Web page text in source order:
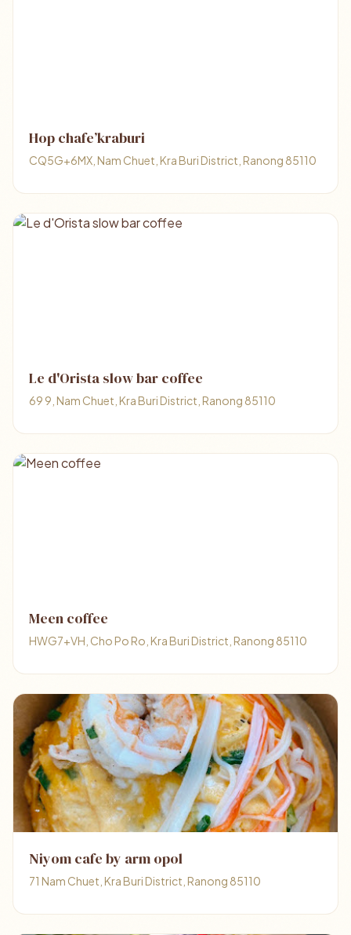
Hop chafe’kraburi
CQ5G+6MX, Nam Chuet, Kra Buri District, Ranong 85110
Le d'Orista slow bar coffee
69 9, Nam Chuet, Kra Buri District, Ranong 85110
Meen coffee
HWG7+VH, Cho Po Ro, Kra Buri District, Ranong 85110
Niyom cafe by arm opol
71 Nam Chuet, Kra Buri District, Ranong 85110